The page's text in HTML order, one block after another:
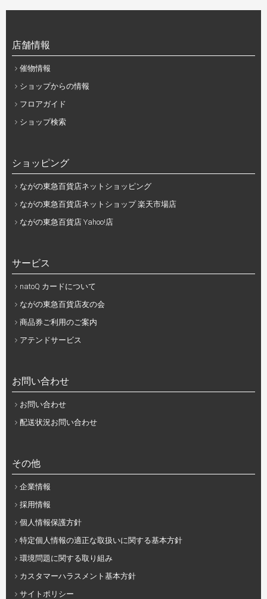
店舗情報
催物情報
ショップからの情報
フロアガイド
ショップ検索
ショッピング
ながの東急百貨店ネットショッピング
ながの東急百貨店ネットショップ 楽天市場店
ながの東急百貨店 Yahoo!店
サービス
natoQ カードについて
ながの東急百貨店友の会
商品券ご利用のご案内
アテンドサービス
お問い合わせ
お問い合わせ
配送状況お問い合わせ
その他
企業情報
採用情報
個人情報保護方針
特定個人情報の適正な取扱いに関する基本方針
環境問題に関する取り組み
カスタマーハラスメント基本方針
サイトポリシー